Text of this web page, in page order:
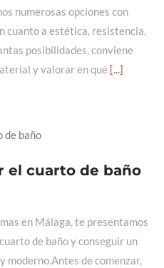
numerosas opciones con
cuanto a estética, resistencia,
posibilidades, conviene
y valorar en qué [...]
el cuarto de baño
en Málaga, te presentamos
de baño y conseguir un
moderno.Antes de comenzar,